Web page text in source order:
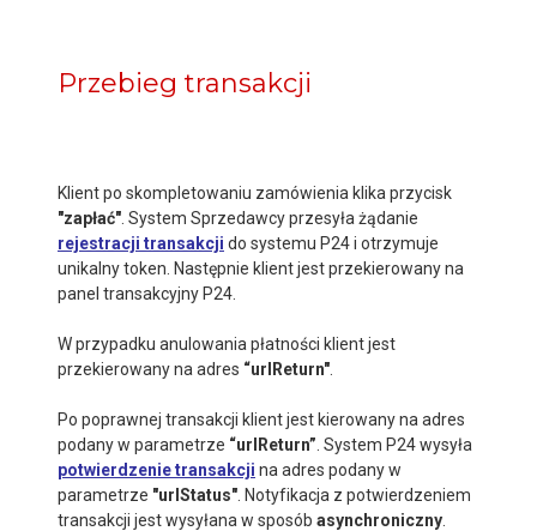
Przebieg transakcji
Klient po skompletowaniu zamówienia klika przycisk
"zapłać" . System Sprzedawcy przesyła żądanie
rejestracji transakcji do systemu P24 i otrzymuje
unikalny token. Następnie klient jest przekierowany na
panel transakcyjny P24.
W przypadku anulowania płatności klient jest
przekierowany na adres “urlReturn"
Po poprawnej transakcji klient jest kierowany na adres
podany w parametrze “urlReturn” . System P24 wysyła
potwierdzenie transakcji na adres podany w
parametrze "urlStatus" . Notyfikacja z potwierdzeniem
transakcji jest wysyłana w sposób asynchroniczny